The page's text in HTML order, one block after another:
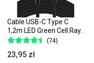
Cable USB-C Type C
1,2m LED Green Cell Ray..
(74)
23,95 zł